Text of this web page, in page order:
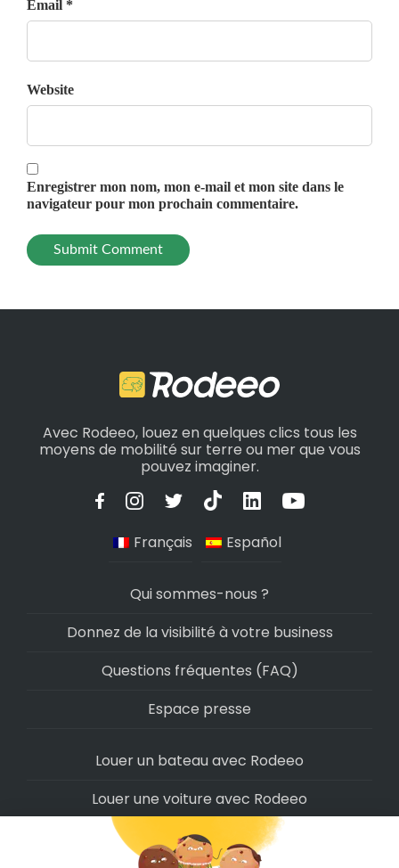
Email *
Website
Enregistrer mon nom, mon e-mail et mon site dans le
navigateur pour mon prochain commentaire.
Avec Rodeeo, louez en quelques clics tous les
moyens de mobilité sur terre ou mer que vous
pouvez imaginer.
Français Español
Qui sommes-nous ?
Donnez de la visibilité à votre business
Questions fréquentes (FAQ)
Espace presse
Louer un bateau avec Rodeeo
Louer une voiture avec Rodeeo
Louer une moto avec Rodeeo